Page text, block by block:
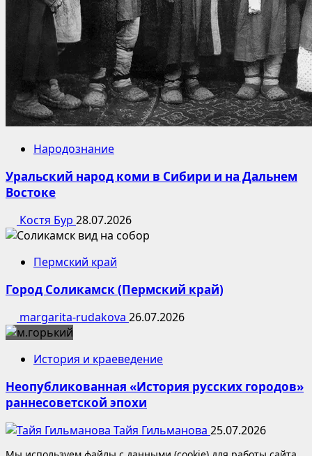
Народознание
Уральский народ коми в Сибири и на Дальнем
Востоке
Костя Бур 28.07.2026
Пермский край
Город Соликамск (Пермский край)
margarita-rudakova 26.07.2026
История и краеведение
Неопубликованная «История русских городов»
раннесоветской эпохи
Тайя Гильманова 25.07.2026